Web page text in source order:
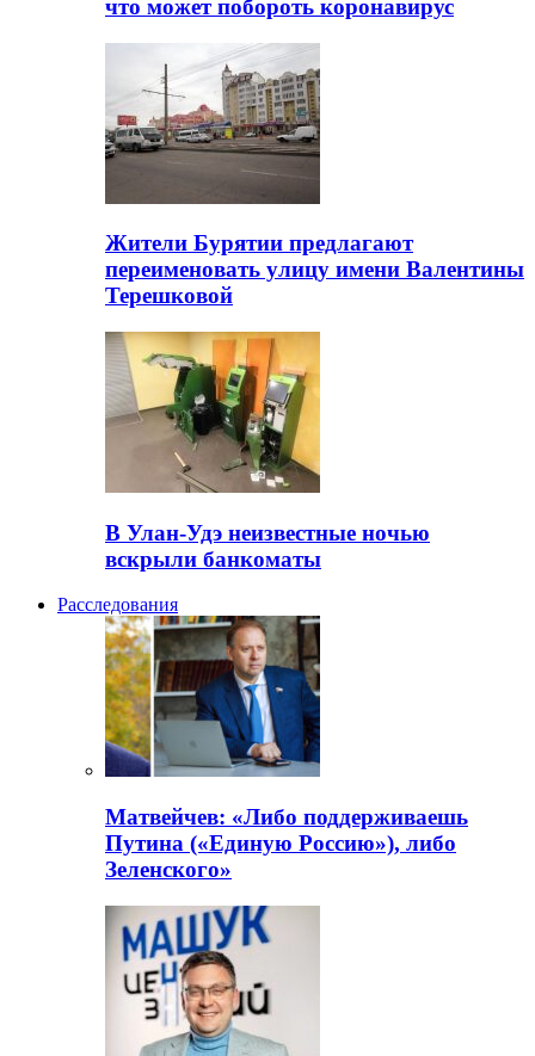
что может побороть коронавирус
Жители Бурятии предлагают
переименовать улицу имени Валентины
Терешковой
В Улан-Удэ неизвестные ночью
вскрыли банкоматы
Расследования
Матвейчев: «Либо поддерживаешь
Путина («Единую Россию»), либо
Зеленского»